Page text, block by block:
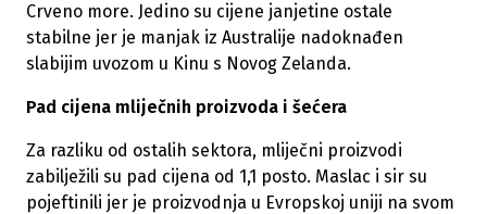
Crveno more. Jedino su cijene janjetine ostale
stabilne jer je manjak iz Australije nadoknađen
slabijim uvozom u Kinu s Novog Zelanda.
Pad cijena mliječnih proizvoda i šećera
Za razliku od ostalih sektora, mliječni proizvodi
zabilježili su pad cijena od 1,1 posto. Maslac i sir su
pojeftinili jer je proizvodnja u Evropskoj uniji na svom